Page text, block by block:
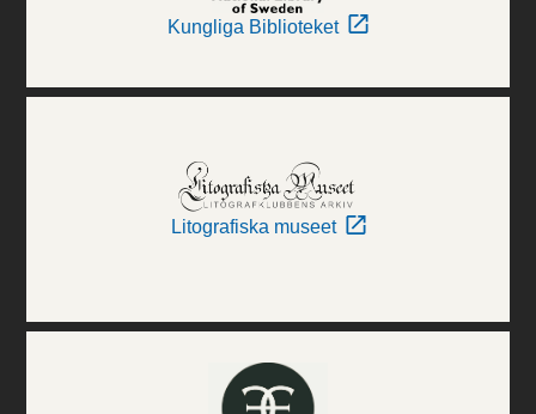
Kungliga Biblioteket
Litografiska museet